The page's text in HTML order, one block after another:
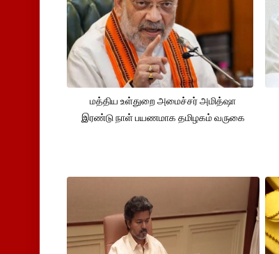
மத்திய உள்துறை அமைச்சர் அமித்ஷா
இரண்டு நாள் பயணமாக தமிழகம் வருகை